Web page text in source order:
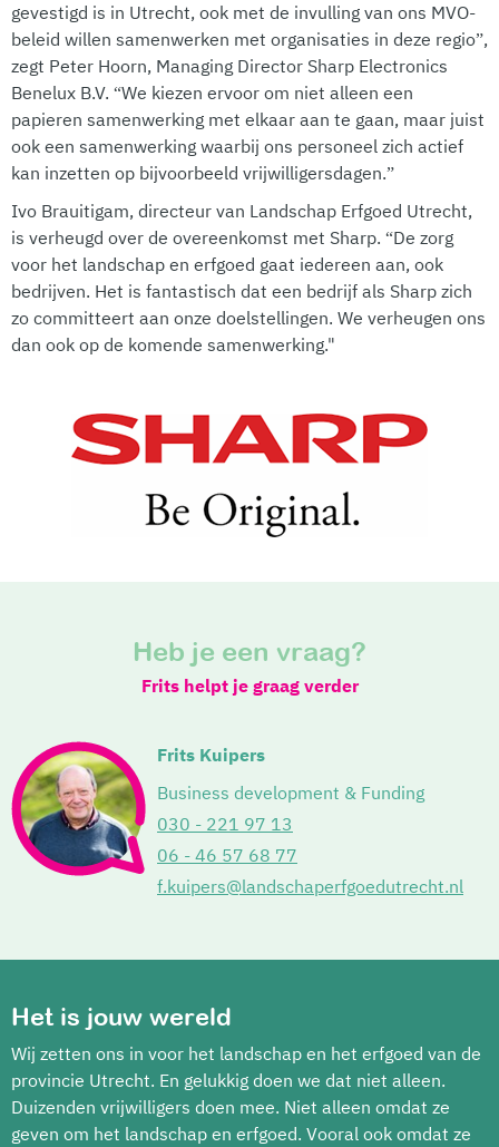
gevestigd is in Utrecht, ook met de invulling van ons MVO-
beleid willen samenwerken met organisaties in deze regio”,
zegt Peter Hoorn, Managing Director Sharp Electronics
Benelux B.V. “We kiezen ervoor om niet alleen een
papieren samenwerking met elkaar aan te gaan, maar juist
ook een samenwerking waarbij ons personeel zich actief
kan inzetten op bijvoorbeeld vrijwilligersdagen.”
Ivo Brauitigam, directeur van Landschap Erfgoed Utrecht,
is verheugd over de overeenkomst met Sharp. “De zorg
voor het landschap en erfgoed gaat iedereen aan, ook
bedrijven. Het is fantastisch dat een bedrijf als Sharp zich
zo committeert aan onze doelstellingen. We verheugen ons
dan ook op de komende samenwerking."
Heb je een vraag?
Frits helpt je graag verder
Frits Kuipers
Business development & Funding
030 - 221 97 13
06 - 46 57 68 77
f.kuipers@landschaperfgoedutrecht.nl
Het is jouw wereld
Wij zetten ons in voor het landschap en het erfgoed van de
provincie Utrecht. En gelukkig doen we dat niet alleen.
Duizenden vrijwilligers doen mee. Niet alleen omdat ze
geven om het landschap en erfgoed. Vooral ook omdat ze